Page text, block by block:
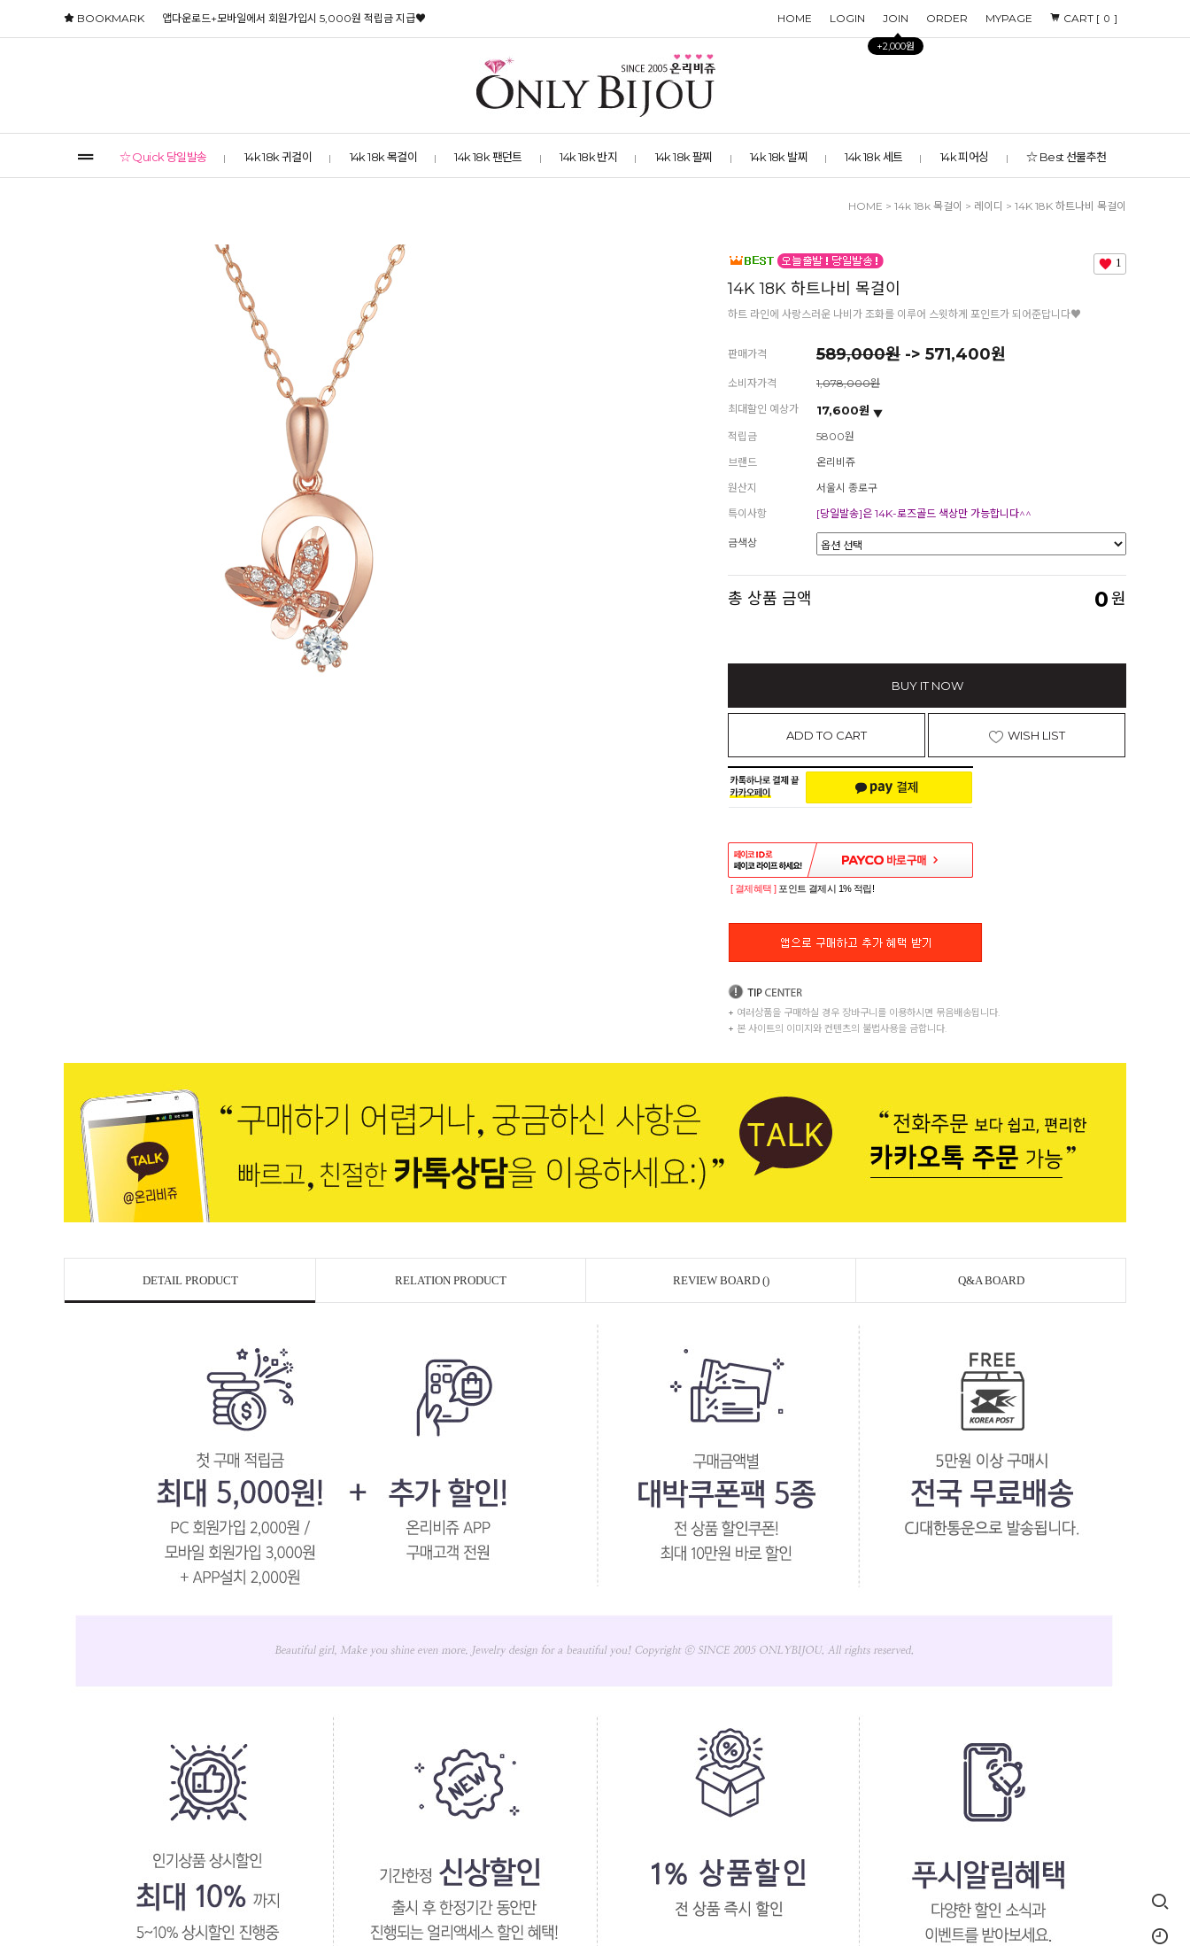
HOME LOGIN JOIN
+2,000원
ORDER MYPAGE CART [ 0 ]
BOOKMARK 앱다운로드+모바일에서 회원가입시 5,000원 적립금 지급♥
☆ Quick 당일발송 14k 18k 귀걸이 14k 18k 목걸이 14k 18k 팬던트 14k 18k 반지 14k 18k 팔찌 14k 18k 발찌 14k 18k 세트 14k 피어싱 ☆ Best 선물추천
HOME > 14k 18k 목걸이 > 레이디 > 14K 18K 하트나비 목걸이
1
14K 18K 하트나비 목걸이
하트 라인에 사랑스러운 나비가 조화를 이루어 스윗하게 포인트가 되어준답니다♥
판매가격 589,000원 -> 571,400원
소비자가격
1,078,000원
최대할인 예상가
17,600원
적립금
5800원
브랜드
온리비쥬
원산지
서울시 종로구
특이사항
[당일발송]은 14K-로즈골드 색상만 가능합니다^^
금색상
총 상품 금액 0원
BUY IT NOW
ADD TO CART WISH LIST
페이코 ID로 페이코 라이
[ 결제혜택 ] 포인트 결제시 1% 적립!
+ 여러상품을 구매하실 경우 장바구니를 이용하시면 묶음배송됩니다.
+ 본 사이트의 이미지와 컨텐츠의 불법사용을 금합니다.
DETAIL PRODUCT RELATION PRODUCT REVIEW BOARD () Q&A BOARD